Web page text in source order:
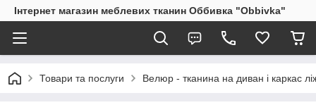
Інтернет магазин меблевих тканин Оббивка "Obbivka"
Товари та послуги Велюр - тканина на диван і каркас